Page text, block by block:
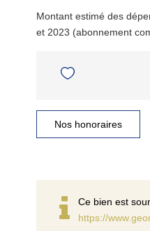
Montant estimé des
et 2023 (abonnement
Nos honoraires
Ce bien est
https://